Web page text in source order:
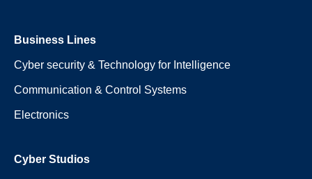
Business Lines
Cyber security & Technology for Intelligence
Communication & Control Systems
Electronics
Cyber Studios